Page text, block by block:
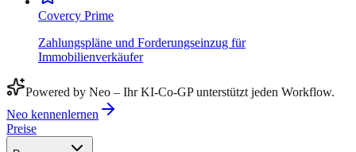
Covercy Prime
Zahlungspläne und Forderungseinzug für
Immobilienverkäufer
Powered by Neo – Ihr KI-Co-GP unterstützt jeden Workflow.
Neo kennenlernen
Preise